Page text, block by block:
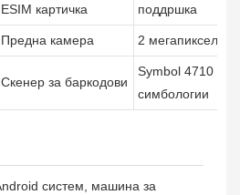
ESIM картичка поддршка
Предна камера 2 мегапикселна
Скенер за баркодови
Symbol 4710 2D
симбологии